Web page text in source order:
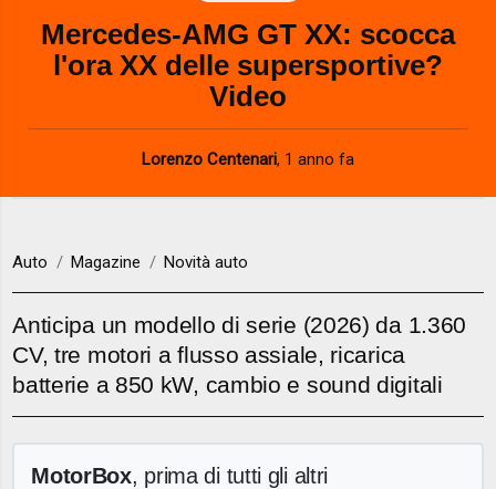
Mercedes-AMG GT XX: scocca
l'ora XX delle supersportive?
Video
Lorenzo Centenari, 1 anno fa
Auto Magazine Novità auto
Anticipa un modello di serie (2026) da 1.360
CV, tre motori a flusso assiale, ricarica
batterie a 850 kW, cambio e sound digitali
MotorBox, prima di tutti gli altri